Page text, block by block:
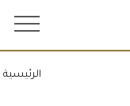
الرئيسية